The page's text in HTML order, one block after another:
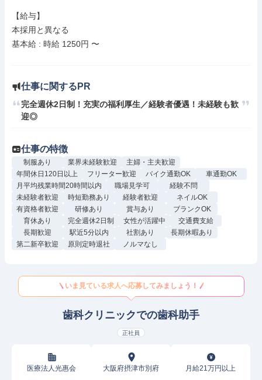
【給与】
本採用と異なる
基本給 : 時給 1250円 〜
仕事に関するPR
完全週休2日制！充実の福利厚生／経験者優遇！未経験も歓
迎◎
仕事の特徴
制服あり 業界未経験歓迎
主婦・主夫歓迎
年間休日120日以上
フリーター歓迎 バイク通勤OK
車通勤OK
月平均残業時間20時間以内
職場見学可
経験不問
未経験者歓迎
時短勤務あり 経験者歓迎
ネイルOK
有資格者歓迎
研修あり 賞与あり
ブランクOK
育休あり
完全週休2日制 女性が活躍中
交通費支給
長期歓迎
駅近5分以内 社割あり
長期休暇あり
第二新卒歓迎
原則定時退社 ノルマなし
いま見ている求人へ応募してみましょう！
歯科クリニックでの歯科助手
正社員
医療法人光惠会 大阪府摂津市別府 月給21万円以上